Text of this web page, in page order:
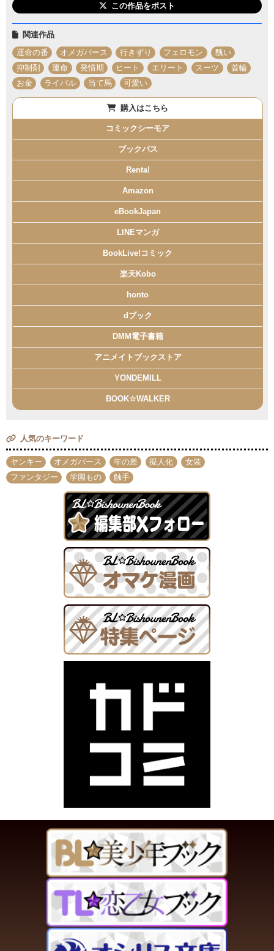
この作品をポスト
関連作品
運命の番
オメガバース 行きずり フェロモン
醜い
抑制剤
運命 発情期 ヒート エリート スーツ
首輪
お金
ライバル 当て馬 可愛い
購入はこちら
コミックシーモア
ブックパス
Renta!
Amazon
eBookJapan
LINEマンガ
BookLive!コミック
楽天Kobo
honto
dブック
DMM電子書籍
アニメイトブックストア
YONDEMILL
BOOK☆WALKER
人気のキーワード
ヤンキー オメガバース 年の差 擬人化
女装
ファンタジー
学園もの 触手